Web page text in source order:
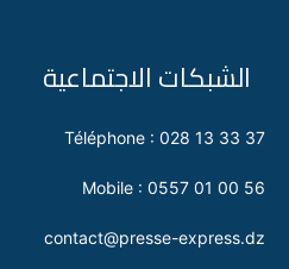
الشبكات الاجتماعية
Téléphone : 028 13 33 37
Mobile : 0557 01 00 56
contact@presse-express.dz